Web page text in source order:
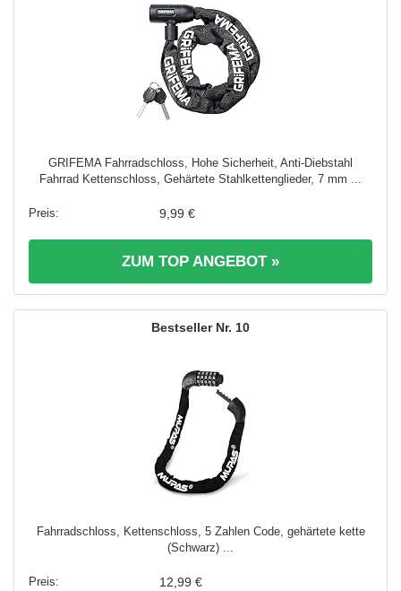
GRIFEMA Fahrradschloss, Hohe Sicherheit, Anti-Diebstahl
Fahrrad Kettenschloss, Gehärtete Stahlkettenglieder, 7 mm ...
9,99 €
ZUM TOP ANGEBOT »
10
Fahrradschloss, Kettenschloss, 5 Zahlen Code, gehärtete kette
(Schwarz) ...
12,99 €